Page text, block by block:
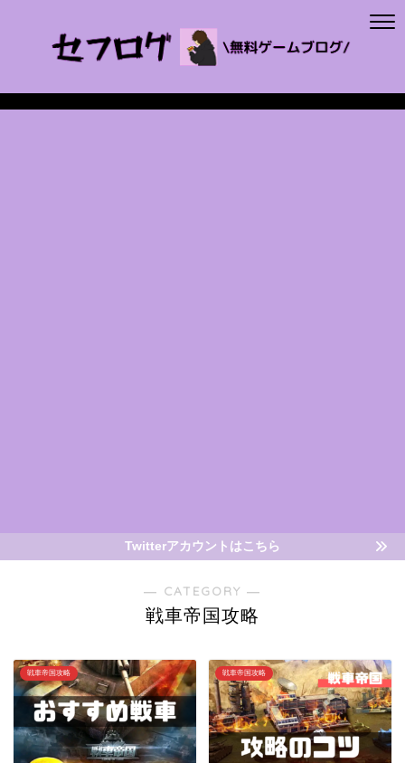
Twitterアカウントはこちら
― CATEGORY ―
戦車帝国攻略
戦車帝国攻略 戦車帝国攻略